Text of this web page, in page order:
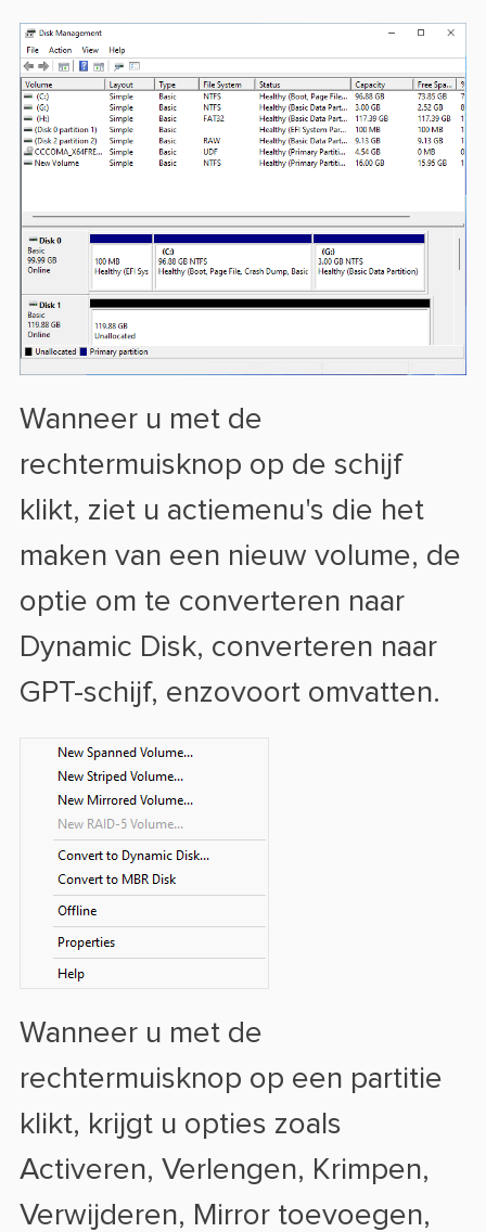
Wanneer u met de
rechtermuisknop op de schijf
klikt, ziet u actiemenu's die het
maken van een nieuw volume, de
optie om te converteren naar
Dynamic Disk, converteren naar
GPT-schijf, enzovoort omvatten.
Wanneer u met de
rechtermuisknop op een partitie
klikt, krijgt u opties zoals
Activeren, Verlengen, Krimpen,
Verwijderen, Mirror toevoegen,